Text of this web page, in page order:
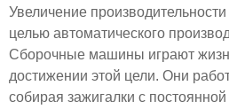
Увеличение
целью автоматического
Сборочные машины играют
достижении этой цели. Они
собирая зажигалки с